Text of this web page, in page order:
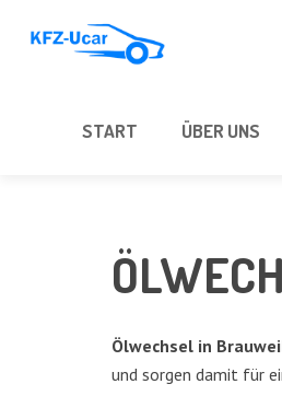
START ÜBER UNS
Ölwech­sel in
und sor­gen damit für